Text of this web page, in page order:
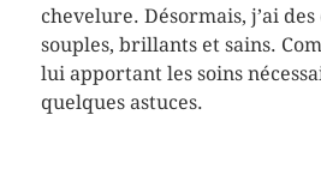
chevelure. Désormais, j’ai
souples, brillants et sains.
lui apportant les soins
quelques astuces.